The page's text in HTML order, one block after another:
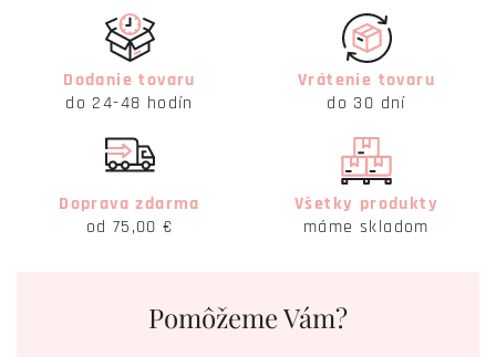
Dodanie tovaru
do 24-48 hodín
Vrátenie tovaru
do 30 dní
Doprava zdarma
od 75,00 €
Všetky produkty
máme skladom
Pomôžeme Vám?